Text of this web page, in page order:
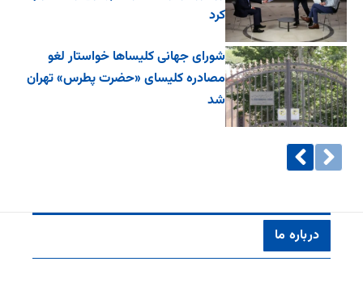
کرد
شورای جهانی کلیساها خواستار لغو
مصادره کلیسای «حضرت پطرس» تهران
شد
درباره ما